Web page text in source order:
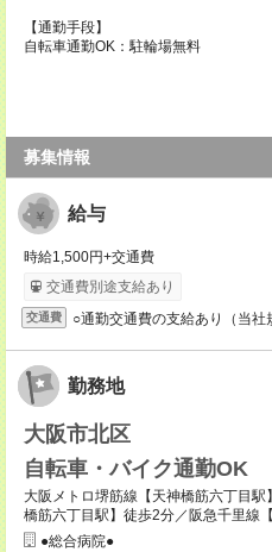
【通勤手段】
自転車通勤OK：駐輪場無料
募集情報
給与
時給1,500円+交通費
交通費別途支給あり
交通費 ○通勤交通費の支給あり（当社
勤務地
大阪市北区
自転車・バイク通勤OK
大阪メトロ堺筋線【天神橋筋六丁目
橋筋六丁目駅】徒歩2分／阪急千里線
●総合病院●